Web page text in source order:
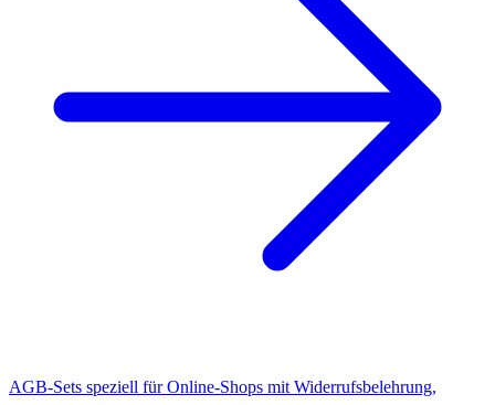
AGB-Sets speziell für Online-Shops mit Widerrufsbelehrung,